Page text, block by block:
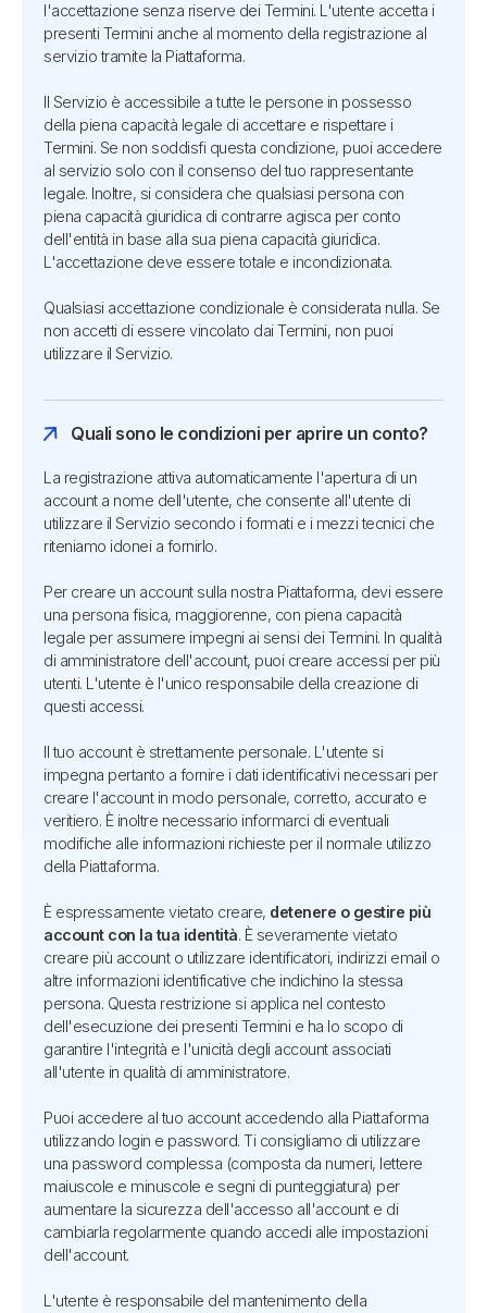
l'accettazione senza riserve dei Termini. L'utente accetta i
presenti Termini anche al momento della registrazione al
servizio tramite la Piattaforma.
Il Servizio è accessibile a tutte le persone in possesso
della piena capacità legale di accettare e rispettare i
Termini. Se non soddisfi questa condizione, puoi accedere
al servizio solo con il consenso del tuo rappresentante
legale. Inoltre, si considera che qualsiasi persona con
piena capacità giuridica di contrarre agisca per conto
dell'entità in base alla sua piena capacità giuridica.
L'accettazione deve essere totale e incondizionata.
Qualsiasi accettazione condizionale è considerata nulla. Se
non accetti di essere vincolato dai Termini, non puoi
utilizzare il Servizio.
Quali sono le condizioni per aprire un conto?
La registrazione attiva automaticamente l'apertura di un
account a nome dell'utente, che consente all'utente di
utilizzare il Servizio secondo i formati e i mezzi tecnici che
riteniamo idonei a fornirlo.
Per creare un account sulla nostra Piattaforma, devi essere
una persona fisica, maggiorenne, con piena capacità
legale per assumere impegni ai sensi dei Termini. In qualità
di amministratore dell'account, puoi creare accessi per più
utenti. L'utente è l'unico responsabile della creazione di
questi accessi.
Il tuo account è strettamente personale. L'utente si
impegna pertanto a fornire i dati identificativi necessari per
creare l'account in modo personale, corretto, accurato e
veritiero. È inoltre necessario informarci di eventuali
modifiche alle informazioni richieste per il normale utilizzo
della Piattaforma.
È espressamente vietato creare, detenere o gestire più
account con la tua identità. È severamente vietato
creare più account o utilizzare identificatori, indirizzi email o
altre informazioni identificative che indichino la stessa
persona. Questa restrizione si applica nel contesto
dell'esecuzione dei presenti Termini e ha lo scopo di
garantire l'integrità e l'unicità degli account associati
all'utente in qualità di amministratore.
Puoi accedere al tuo account accedendo alla Piattaforma
utilizzando login e password. Ti consigliamo di utilizzare
una password complessa (composta da numeri, lettere
maiuscole e minuscole e segni di punteggiatura) per
aumentare la sicurezza dell'accesso all'account e di
cambiarla regolarmente quando accedi alle impostazioni
dell'account.
L'utente è responsabile del mantenimento della